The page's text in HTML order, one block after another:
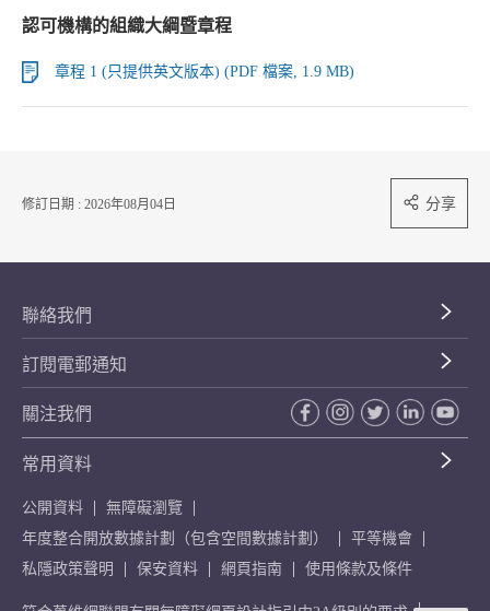
認可機構的組織大綱暨章程
章程 1 (只提供英文版本) (PDF 檔案, 1.9 MB)
修訂日期 : 2026年08月04日 分享
聯絡我們
訂閱電郵通知
關注我們
常用資料
公開資料
無障礙瀏覽
年度整合開放數據計劃（包含空間數據計劃）
平等機會
私隱政策聲明
保安資料 網頁指南 使用條款及條件